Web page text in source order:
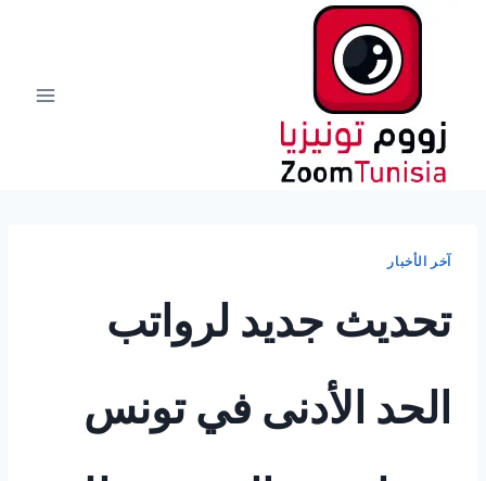
آخر الأخبار
تحديث جديد لرواتب
الحد الأدنى في تونس